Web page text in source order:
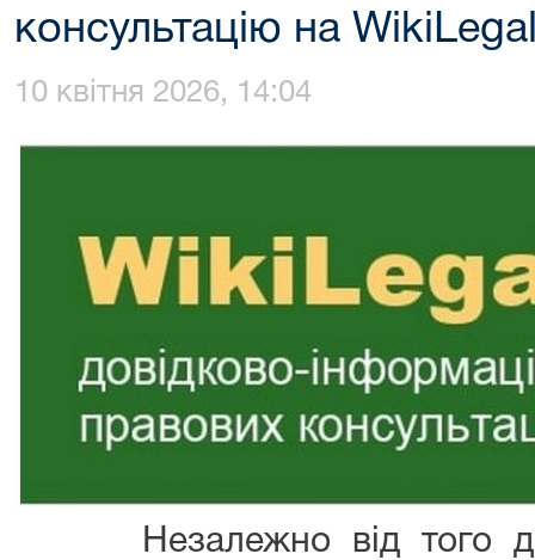
консультацію на
10 квітня 2026, 14:04
Незалежно від того де